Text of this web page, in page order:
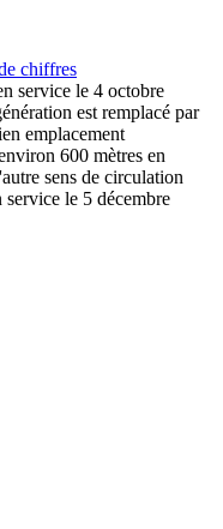
chiffres
service le 4 octobre
est remplacé par
emplacement
600 mètres en
sens de circulation
le 5 décembre